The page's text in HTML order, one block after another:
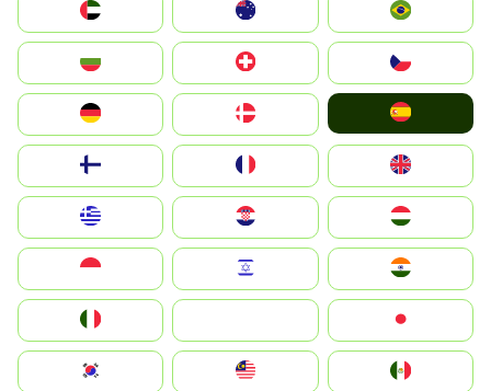
الإمارات العربية المتحدة
Switzerland
Deutschland
United Kingdom
Magyarország
South Korea